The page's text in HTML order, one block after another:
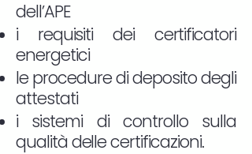
dell’APE
i requisiti dei certificatori
energetici
le procedure di deposito degli
attestati
i sistemi di controllo sulla
qualità delle certificazioni.